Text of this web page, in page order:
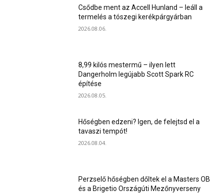
Csődbe ment az Accell Hunland – leáll a
termelés a tószegi kerékpárgyárban
2026.08.06.
8,99 kilós mestermű – ilyen lett
Dangerholm legújabb Scott Spark RC
építése
2026.08.05.
Hőségben edzeni? Igen, de felejtsd el a
tavaszi tempót!
2026.08.04.
Perzselő hőségben dőltek el a Masters OB
és a Brigetio Országúti Mezőnyverseny